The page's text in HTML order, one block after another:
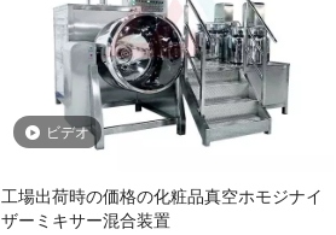
ビデオ
工場出荷時の価格の化粧品真空ホモジナイ
ザーミキサー混合装置